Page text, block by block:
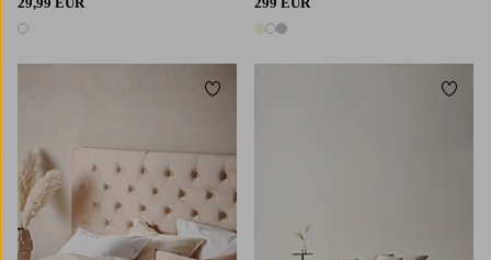
1 väri 3 värejä
Lisää suosikkeihin Lisää